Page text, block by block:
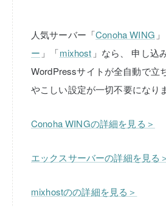
人気サーバー「Conoha WING
ー 」「mixhost 」なら、
申し込
WordPressサイトが全自動で立
やこしい設定が一切不要になり
Conoha WINGの詳細を見る＞
エックスサーバーの詳細を見る＞
mixhostのの詳細を見る＞